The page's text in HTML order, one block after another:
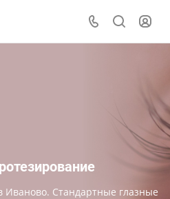
Иваново. Стандартные глазные